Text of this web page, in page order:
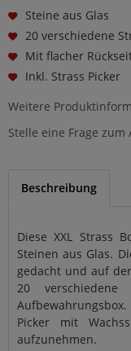
Steine aus Glas
20 verschiedene
Mit flacher
Inkl. Strass Picker
Weitere
Stelle eine Frage zum
Beschreibung
Diese XXL Strass
Steinen aus Glas.
gedacht und auf
20
Picker mit
aufzunehmen.